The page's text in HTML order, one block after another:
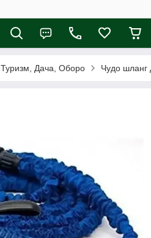
Туризм, Дача, Оборо Чудо шланг